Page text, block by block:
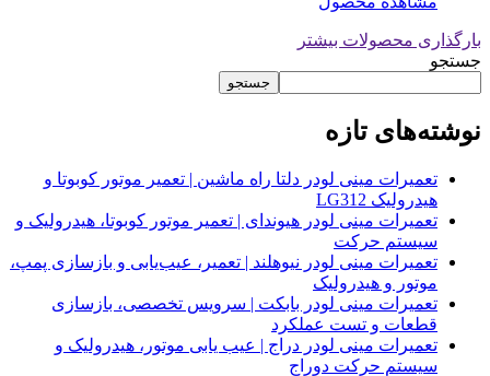
بارگذاری محصولات بیشتر
جستجو
جستجو
نوشته‌های تازه
تعمیرات مینی لودر دلتا راه ماشین | تعمیر موتور کوبوتا و
هیدرولیک LG312
تعمیرات مینی لودر هیوندای | تعمیر موتور کوبوتا، هیدرولیک و
سیستم حرکت
تعمیرات مینی لودر نیوهلند | تعمیر، عیب‌یابی و بازسازی پمپ،
موتور و هیدرولیک
تعمیرات مینی لودر بابکت | سرویس تخصصی، بازسازی
قطعات و تست عملکرد
تعمیرات مینی لودر دراج | عیب یابی موتور، هیدرولیک و
سیستم حرکت دوراج